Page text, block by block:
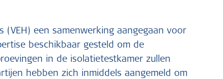
(VEH) een samenwerking aangegaan voor
beschikbaar gesteld om de
in de isolatietestkamer zullen
hebben zich inmiddels aangemeld om